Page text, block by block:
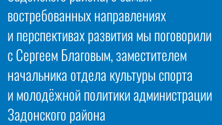
востребованных направлениях
и перспективах развития мы поговорили
с Сергеем Благовым, заместителем
начальника отдела культуры спорта
и молодёжной политики администрации
Задонского района